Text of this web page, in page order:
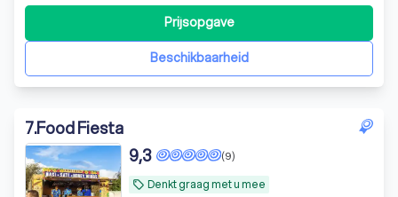
Beschikbaarheid
Prijsopgave
7.Food Fiesta
local_offer Denkt graag met u mee
(9)
9,3